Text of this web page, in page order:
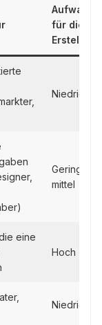
Aufwand
für die
Erstellung
Niedrig
Gering bis
mittel
eine
Hoch
Niedrig